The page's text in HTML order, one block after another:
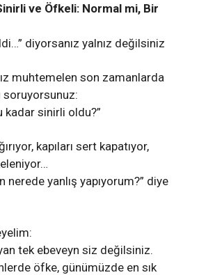
ve Öfkeli: Normal mi, Bir
diyorsanız yalnız değilsiniz
muhtemelen son zamanlarda
soruyorsunuz:
kadar sinirli oldu?”
kapıları sert kapatıyor,
nerede yanlış yapıyorum?” diye
tek ebeveyn siz değilsiniz.
öfke, günümüzde en sık